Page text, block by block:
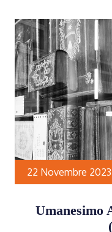
22 Novembre 2023